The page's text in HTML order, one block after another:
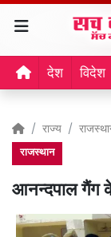
देश विदेश
राज्य
राजस्थान
आनन्दपाल गैंग